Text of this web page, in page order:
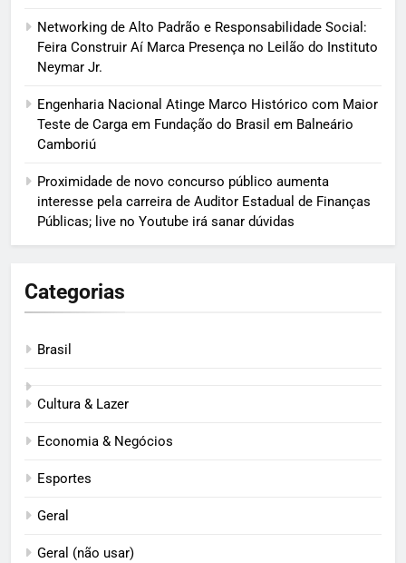
Networking de Alto Padrão e Responsabilidade Social:
Feira Construir Aí Marca Presença no Leilão do Instituto
Neymar Jr.
Engenharia Nacional Atinge Marco Histórico com Maior
Teste de Carga em Fundação do Brasil em Balneário
Camboriú
Proximidade de novo concurso público aumenta
interesse pela carreira de Auditor Estadual de Finanças
Públicas; live no Youtube irá sanar dúvidas
Categorias
Brasil
Cultura & Lazer
Economia & Negócios
Esportes
Geral
Geral (não usar)